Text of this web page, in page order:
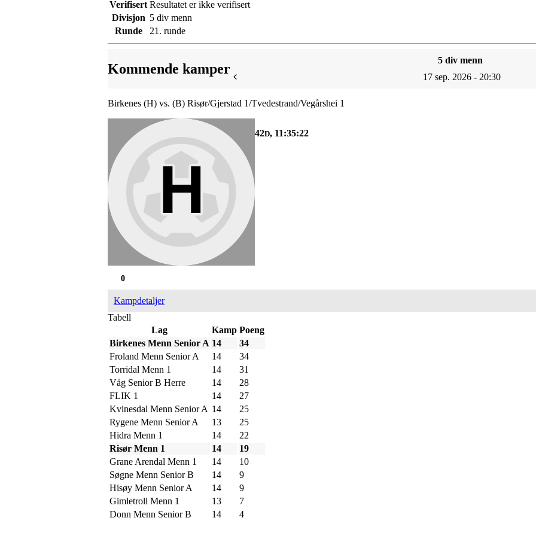
Verifisert Resultatet er ikke verifisert
Divisjon 5 div menn
Runde
21. runde
Kommende kamper
5 div menn
17 sep. 2026 - 20:30
Birkenes (H) vs. (B) Risør/Gjerstad 1/Tvedestrand/Vegårshei 1
42D, 11:35:22
0
Kampdetaljer
Tabell
Lag
Kamp Poeng
Birkenes Menn Senior A 14
34
Froland Menn Senior A
14
34
Torridal Menn 1
14
31
Våg Senior B Herre
14
28
FLIK 1
14
27
Kvinesdal Menn Senior A 14
25
Rygene Menn Senior A
13
25
Hidra Menn 1
14
22
Risør Menn 1
14
19
Grane Arendal Menn 1
14
10
Søgne Menn Senior B
14
9
Hisøy Menn Senior A
14
9
Gimletroll Menn 1
13
7
Donn Menn Senior B
14 4